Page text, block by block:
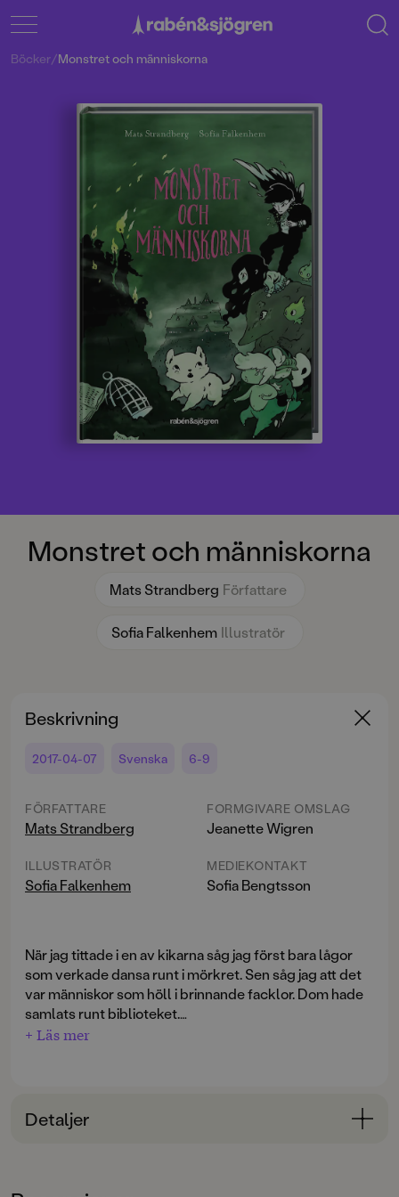
Monstret och människorna
Mats Strandberg Författare
Sofia Falkenhem Illustratör
Böcker/Monstret och människorna
Beskrivning
2017-04-07 Svenska 6-9
FÖRFATTARE
Mats Strandberg
ILLUSTRATÖR
Sofia Falkenhem
FORMGIVARE OMSLAG
Jeanette Wigren
MEDIEKONTAKT
Sofia Bengtsson
När jag tittade i en av kikarna såg jag först bara lågor
som verkade dansa runt i mörkret. Sen såg jag att det
var människor som höll i brinnande facklor. Dom hade
samlats runt biblioteket.
där hon kallas monsterälskare. Böcker om monster
förbjuds och biblioteket rensas från farliga texter. Och
+ Läs mer
Detaljer